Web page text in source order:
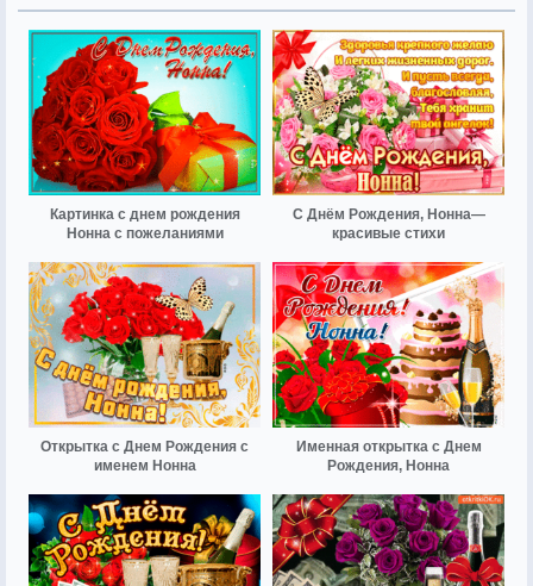
Картинка с днем рождения
Нонна с пожеланиями
С Днём Рождения, Нонна—
красивые стихи
Открытка с Днем Рождения с
именем Нонна
Именная открытка с Днем
Рождения, Нонна